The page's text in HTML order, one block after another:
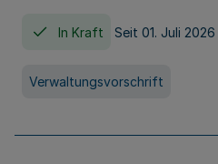
In Kraft Seit 01. Juli 2026
Verwaltungsvorschrift